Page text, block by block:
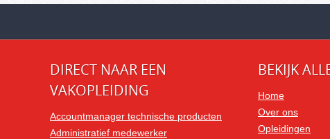
DIRECT NAAR EEN
VAKOPLEIDING
Accountmanager technische producten
Administratief medewerker
BEKIJK
Home
Over ons
Opleidingen